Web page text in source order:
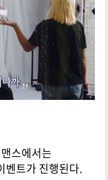
스에서는
벤트가 진행된다.